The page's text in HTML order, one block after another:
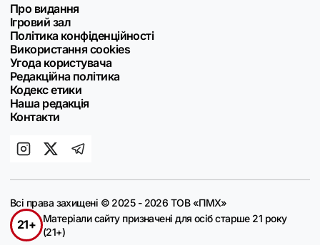
Про видання
Ігровий зал
Політика конфіденційності
Використання cookies
Угода користувача
Редакційна політика
Кодекс етики
Наша редакція
Контакти
Всі права захищені © 2025 - 2026 ТОВ «ПМХ»
21+
Матеріали сайту призначені для осіб старше 21 року
(21+)